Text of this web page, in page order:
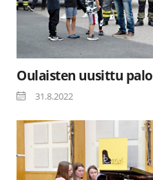
Oulaisten uusittu
31.8.2022